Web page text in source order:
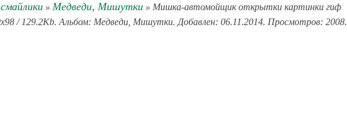
» Медведи, Мишутки » Мишка-автомойщик открытки картинки гиф
/ 129.2Kb. Альбом: Медведи, Мишутки. Добавлен: 06.11.2014. Просмотров: 2008.